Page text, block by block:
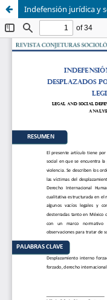
Indefensión jurídica y